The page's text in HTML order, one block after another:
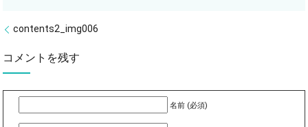
contents2_img006
コメントを残す
名前 (必須)